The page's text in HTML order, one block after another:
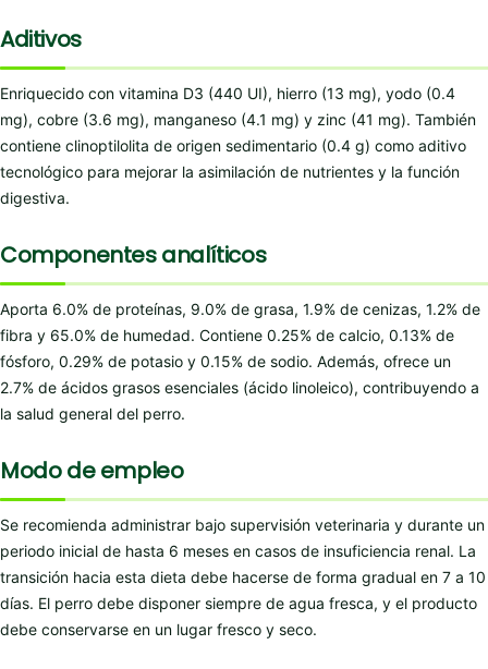
Aditivos
Enriquecido con vitamina D3 (440 UI), hierro (13 mg), yodo (0.4
mg), cobre (3.6 mg), manganeso (4.1 mg) y zinc (41 mg). También
contiene clinoptilolita de origen sedimentario (0.4 g) como aditivo
tecnológico para mejorar la asimilación de nutrientes y la función
digestiva.
Componentes analíticos
Aporta 6.0% de proteínas, 9.0% de grasa, 1.9% de cenizas, 1.2% de
fibra y 65.0% de humedad. Contiene 0.25% de calcio, 0.13% de
fósforo, 0.29% de potasio y 0.15% de sodio. Además, ofrece un
2.7% de ácidos grasos esenciales (ácido linoleico), contribuyendo a
la salud general del perro.
Modo de empleo
Se recomienda administrar bajo supervisión veterinaria y durante un
periodo inicial de hasta 6 meses en casos de insuficiencia renal. La
transición hacia esta dieta debe hacerse de forma gradual en 7 a 10
días. El perro debe disponer siempre de agua fresca, y el producto
debe conservarse en un lugar fresco y seco.